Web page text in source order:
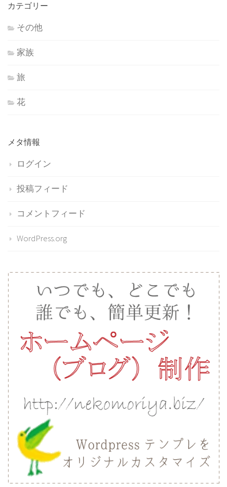
カテゴリー
その他
家族
旅
花
メタ情報
ログイン
投稿フィード
コメントフィード
WordPress.org